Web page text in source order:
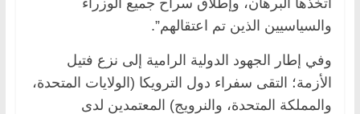
والسياسيين الذين تم اعتقالهم”.
وفي إطار الجهود الدولية الرامية إلى نزع فتيل
الأزمة؛ التقى سفراء دول الترويكا (الولايات المتحدة،
والمملكة المتحدة، والنرويج) المعتمدين لدى